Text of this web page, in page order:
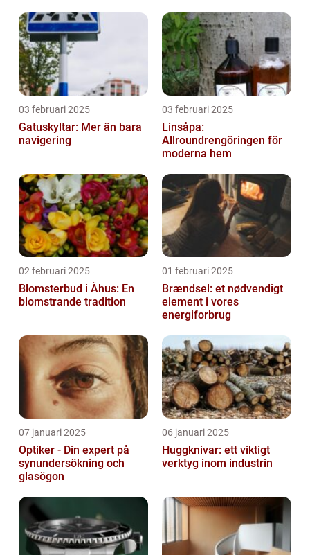
03 februari 2025
Gatuskyltar: Mer än bara
navigering
03 februari 2025
Linsåpa:
Allroundrengöringen för
moderna hem
02 februari 2025
Blomsterbud i Åhus: En
blomstrande tradition
01 februari 2025
Brændsel: et nødvendigt
element i vores
energiforbrug
07 januari 2025
Optiker - Din expert på
synundersökning och
glasögon
06 januari 2025
Huggknivar: ett viktigt
verktyg inom industrin